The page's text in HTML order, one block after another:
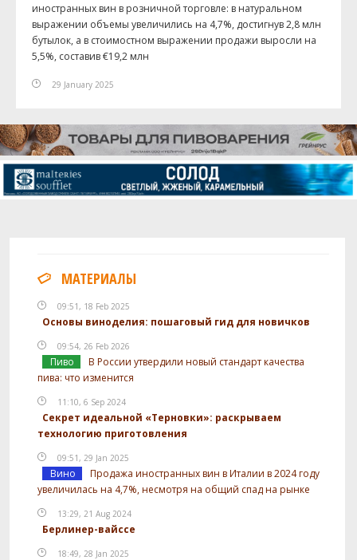
иностранных вин в розничной торговле: в натуральном
выражении объемы увеличились на 4,7%, достигнув 2,8 млн
бутылок, а в стоимостном выражении продажи выросли на
5,5%, составив €19,2 млн
29 January 2025
МАТЕРИАЛЫ
09:51, 18 Feb 2025
Основы виноделия: пошаговый гид для новичков
09:54, 26 Feb 2026
Пиво
В России утвердили новый стандарт качества
пива: что изменится
11:10, 6 Sep 2024
Секрет идеальной «Терновки»: раскрываем
технологию приготовления
09:51, 29 Jan 2025
Вино
Продажа иностранных вин в Италии в 2024 году
увеличилась на 4,7%, несмотря на общий спад на рынке
13:29, 21 Aug 2024
Берлинер-вайссе
18:49, 28 Jan 2025